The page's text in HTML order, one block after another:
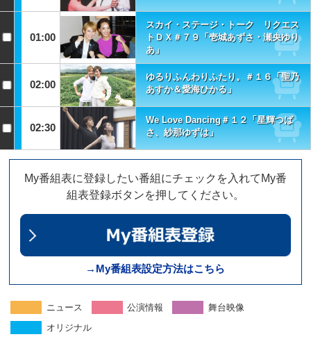
01:00
スカイ・ステージ・トーク リクエス
トＤＸ＃７９「壱城あずさ・瀬央ゆり
あ」
02:00
ゆるりふんわりふたり。＃１６「聖乃
あすか＆愛海ひかる」
02:30
We Love Dancing＃１２「星輝つば
さ、紗那ゆずは」
My番組表に登録したい番組にチェックを入れてMy番
組表登録ボタンを押してください。
→My番組表設定方法はこちら
ニュース 公演情報
舞台映像
オリジナル